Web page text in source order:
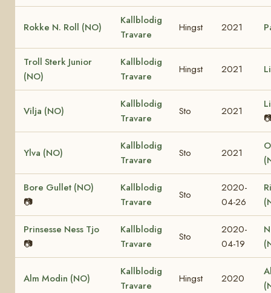
Rokke N. Roll (NO)
Kallblodig
Travare
Hingst 2021
Troll Sterk Junior
(NO)
Kallblodig
Travare
Hingst 2021
Vilja (NO)
Kallblodig
Travare
Sto 2021
Ylva (NO)
Kallblodig
Travare
Sto 2021
Bore Gullet (NO)
📷
Kallblodig
Travare
Sto
2020-
04-26
Prinsesse Ness Tjo
📷
Kallblodig
Travare
Sto
2020-
04-19
Alm Modin (NO)
Kallblodig
Travare
Hingst 2020